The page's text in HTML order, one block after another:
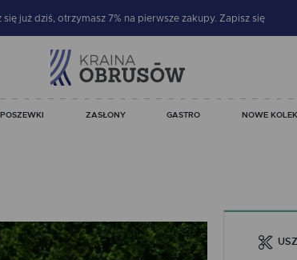
się już dziś, otrzymasz 7% na pierwsze zakupy. Zapisz się
POSZEWKI ZASŁONY GASTRO NOWE